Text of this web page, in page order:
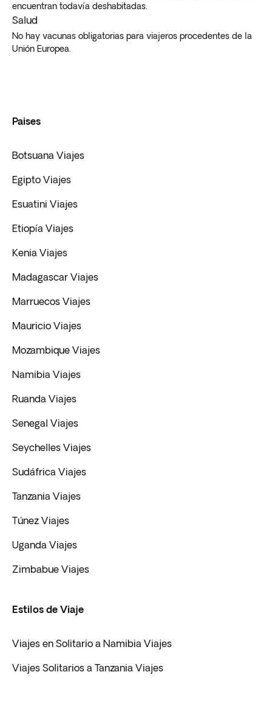
encuentran todavía deshabitadas.
Salud
No hay vacunas obligatorias para viajeros procedentes de la
Unión Europea.
Paises
Botsuana Viajes
Egipto Viajes
Esuatini Viajes
Etiopía Viajes
Kenia Viajes
Madagascar Viajes
Marruecos Viajes
Mauricio Viajes
Mozambique Viajes
Namibia Viajes
Ruanda Viajes
Senegal Viajes
Seychelles Viajes
Sudáfrica Viajes
Tanzania Viajes
Túnez Viajes
Uganda Viajes
Zimbabue Viajes
Estilos de Viaje
Viajes en Solitario a Namibia Viajes
Viajes Solitarios a Tanzania Viajes